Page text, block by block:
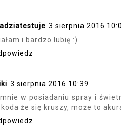
3 sierpnia 2016
i bardzo lubię :)
3 sierpnia 2016 10:39
w posiadaniu spray i
że się kruszy, może to